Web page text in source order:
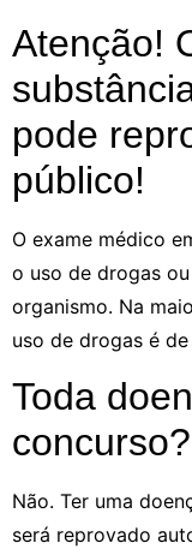
Atenção!
pode
público!
O exame médico
o uso de drogas
organismo. Na
uso de drogas é
Toda
concurso?
Não. Ter uma
será reprovado